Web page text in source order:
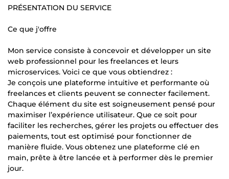
PRÉSENTATION DU SERVICE
Ce que j'offre
Mon service consiste à concevoir et développer un site
web professionnel pour les freelances et leurs
microservices. Voici ce que vous obtiendrez :
Je conçois une plateforme intuitive et performante où
freelances et clients peuvent se connecter facilement.
Chaque élément du site est soigneusement pensé pour
maximiser l’expérience utilisateur. Que ce soit pour
faciliter les recherches, gérer les projets ou effectuer des
paiements, tout est optimisé pour fonctionner de
manière fluide. Vous obtenez une plateforme clé en
main, prête à être lancée et à performer dès le premier
jour.